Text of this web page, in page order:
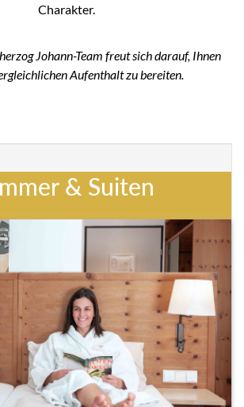
Charakter.
Johann-Team freut sich darauf, Ihnen
Aufenthalt zu bereiten.
& Suiten